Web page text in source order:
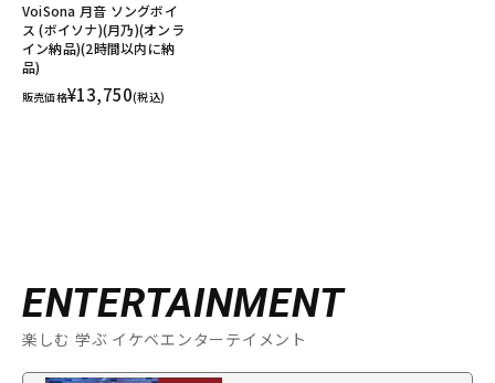
VoiSona 月音 ソングボイ
ス (ボイソナ)(月乃)(オンラ
イン納品)(2時間以内に納
品)
販売価格¥13,750(税込)
ENTERTAINMENT
楽しむ 学ぶ イケベエンターテイメント